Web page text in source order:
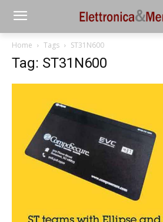
Home Tags ST31N600
Tag: ST31N600